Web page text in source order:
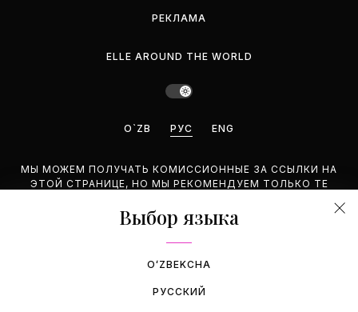
РЕКЛАМА
ELLE AROUND THE WORLD
O`ZB РУС ENG
МЫ МОЖЕМ ПОЛУЧАТЬ КОМИССИОННЫЕ ЗА ССЫЛКИ НА
ЭТОЙ СТРАНИЦЕ, НО МЫ РЕКОМЕНДУЕМ ТОЛЬКО ТЕ
©2026 GEMINA PUBLISHING LLC. BCE ПРАВА ЗАЩИЩЕНЫ.
Выбор языка
OʻZBEKCHA
РУССКИЙ